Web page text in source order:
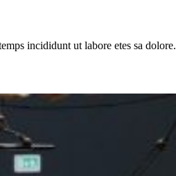
incididunt ut labore etes sa dolore.